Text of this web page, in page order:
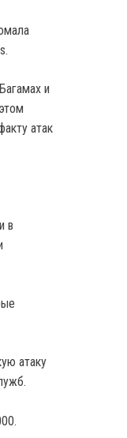
и
атак
в
атаку